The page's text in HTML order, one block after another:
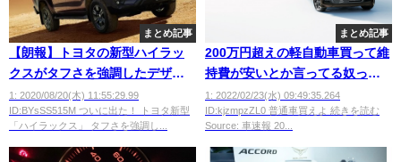
まとめ記事
【朗報】トヨタの新型ハイラッ
クスがタフさを強調したデザイ
ンに刷新し大好評
wwwwwwwwwwwwww
1: 2020/08/20(木) 11:55:29.99
ID:BYsSS515M ついに出た！ トヨタ新型
「ハイラックス」 タフさを強調し...
まとめ記事
200万円超えの軽自動車買って維
持費が安いとか言ってる奴って
アホなの？
1: 2022/02/23(水) 09:49:35.264
ID:kjzmpzZL0 普通車買えよ 続きを読む
Source: 車速報 20...